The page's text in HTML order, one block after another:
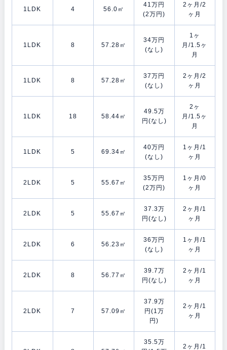
1LDK 4 56.0㎡
41万円
(2万円)
2ヶ月/2
ヶ月
1LDK 8 57.28㎡
34万円
(なし)
1ヶ
月/1.5ヶ
月
1LDK 8 57.28㎡
37万円
(なし)
2ヶ月/2
ヶ月
1LDK 18 58.44㎡
49.5万
円(なし)
2ヶ
月/1.5ヶ
月
1LDK 5 69.34㎡
40万円
(なし)
1ヶ月/1
ヶ月
2LDK 5 55.67㎡
35万円
(2万円)
1ヶ月/0
ヶ月
2LDK 5 55.67㎡
37.3万
円(なし)
2ヶ月/1
ヶ月
2LDK 6 56.23㎡
36万円
(なし)
1ヶ月/1
ヶ月
2LDK 8 56.77㎡
39.7万
円(なし)
2ヶ月/1
ヶ月
2LDK 7 57.09㎡
37.9万
円(1万
円)
2ヶ月/1
ヶ月
35.5万
2ヶ月/1